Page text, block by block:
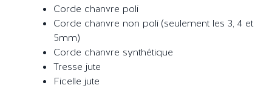
Corde chanvre poli
Corde chanvre non poli (seulement les 3, 4 et
5mm)
Corde chanvre synthétique
Tresse jute
Ficelle jute